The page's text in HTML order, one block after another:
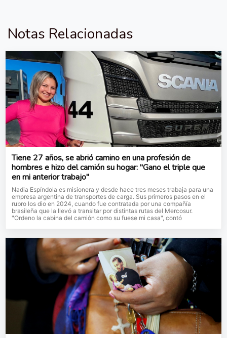
Notas Relacionadas
Tiene 27 años, se abrió camino en una profesión de
hombres e hizo del camión su hogar: "Gano el triple que
en mi anterior trabajo"
Nadia Espíndola es misionera y desde hace tres meses trabaja para una
empresa argentina de transportes de carga. Sus primeros pasos en el
rubro los dio en 2024, cuando fue contratada por una compañía
brasileña que la llevó a transitar por distintas rutas del Mercosur.
"Ordeno la cabina del camión como su fuese mi casa", contó